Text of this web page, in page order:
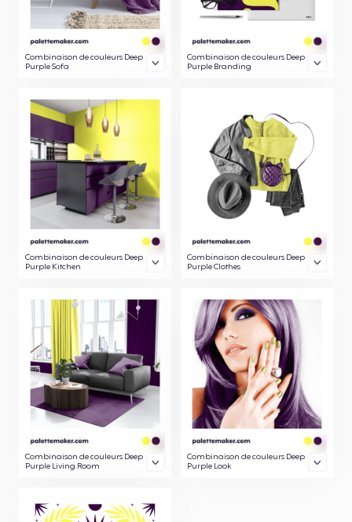
Combinaison de couleurs Deep
Purple Sofa
Combinaison de couleurs Deep
Purple Branding
Combinaison de couleurs Deep
Purple Kitchen
Combinaison de couleurs Deep
Purple Clothes
Combinaison de couleurs Deep
Purple Living Room
Combinaison de couleurs Deep
Purple Look